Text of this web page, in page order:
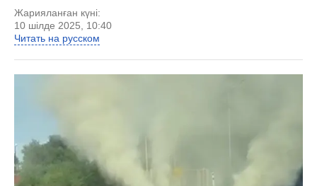
Жарияланған күні:
10 шілде 2025, 10:40
Читать на русском